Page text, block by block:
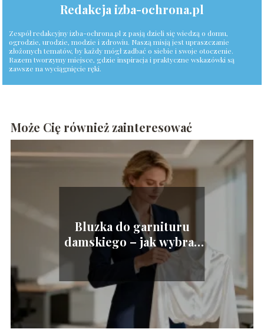
Redakcja izba-ochrona.pl
Zespół redakcyjny izba-ochrona.pl z pasją dzieli się wiedzą o domu,
ogrodzie, urodzie, modzie i zdrowiu. Naszą misją jest upraszczanie
złożonych tematów, by każdy mógł zadbać o siebie i swoje otoczenie.
Razem tworzymy miejsce, gdzie inspiracja i praktyczne wskazówki są
zawsze na wyciągnięcie ręki.
Może Cię również zainteresować
Bluzka do garnituru
damskiego – jak wybrać
idealny model?